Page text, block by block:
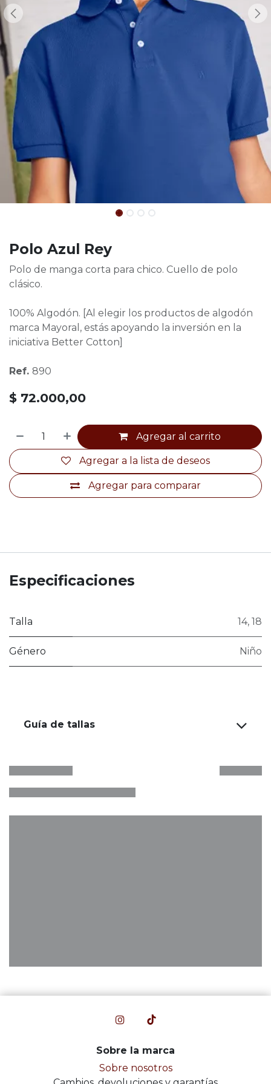
Polo Azul Rey
Polo de manga corta para chico. Cuello de polo
clásico.
100% Algodón. [Al elegir los productos de algodón
marca Mayoral, estás apoyando la inversión en la
iniciativa Better Cotton]
Ref. 890
$ 72.000,00
Agregar al carrito
Agregar para comparar
Agregar a la lista de deseos
Especificaciones
Talla 14, 18
Género Niño
Guía de tallas
Sobre la marca
Sobre nosotros